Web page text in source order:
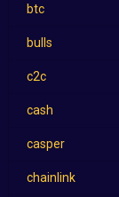
btc
bulls
c2c
cash
casper
chainlink